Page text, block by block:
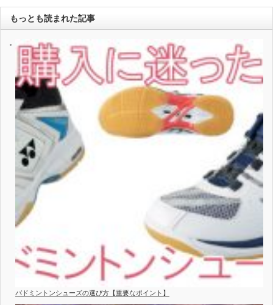
もっとも読まれた記事
バドミントンシューズの選び方【重要なポイント】